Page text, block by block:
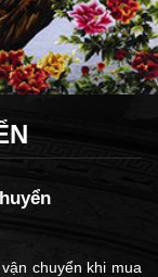
chuyển khi mua